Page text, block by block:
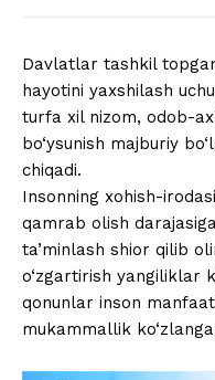
Davlatlar tashkil
hayotini yaxshilash
turfa xil nizom, odob-
bo‘ysunish majburiy
chiqadi.
Insonning xohish-
qamrab olish
ta’minlash shior qilib
o‘zgartirish yangiliklar
qonunlar inson
mukammallik